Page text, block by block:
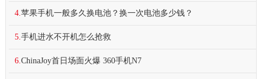
4. 苹果手机一般多久换电池？换一次电池多少钱？
5. 手机进水不开机怎么抢救
6. ChinaJoy首日场面火爆 360手机N7